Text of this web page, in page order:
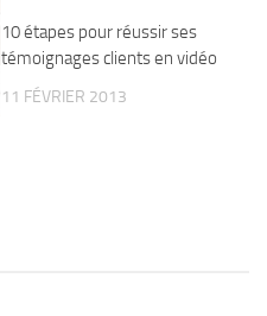
10 étapes pour réussir ses
témoignages clients en vidéo
11 FÉVRIER 2013